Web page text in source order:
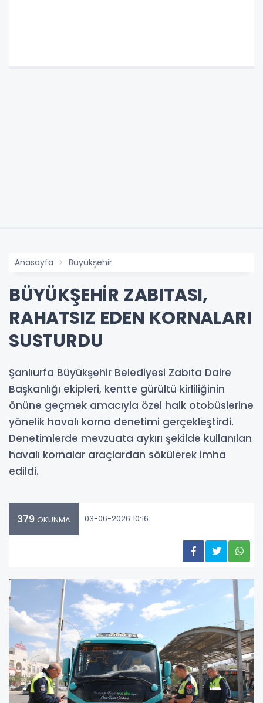
Anasayfa Büyükşehir
BÜYÜKŞEHİR ZABITASI,
RAHATSIZ EDEN KORNALARI
SUSTURDU
Şanlıurfa Büyükşehir Belediyesi Zabıta Daire
Başkanlığı ekipleri, kentte gürültü kirliliğinin
önüne geçmek amacıyla özel halk otobüslerine
yönelik havalı korna denetimi gerçekleştirdi.
Denetimlerde mevzuata aykırı şekilde kullanılan
havalı kornalar araçlardan sökülerek imha
edildi.
379 OKUNMA 03-06-2026 10:16